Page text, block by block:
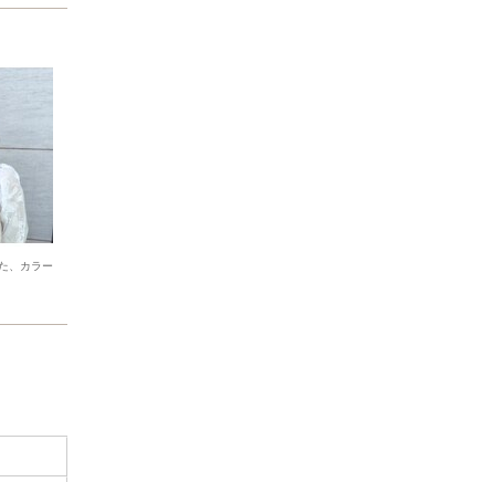
、カラー